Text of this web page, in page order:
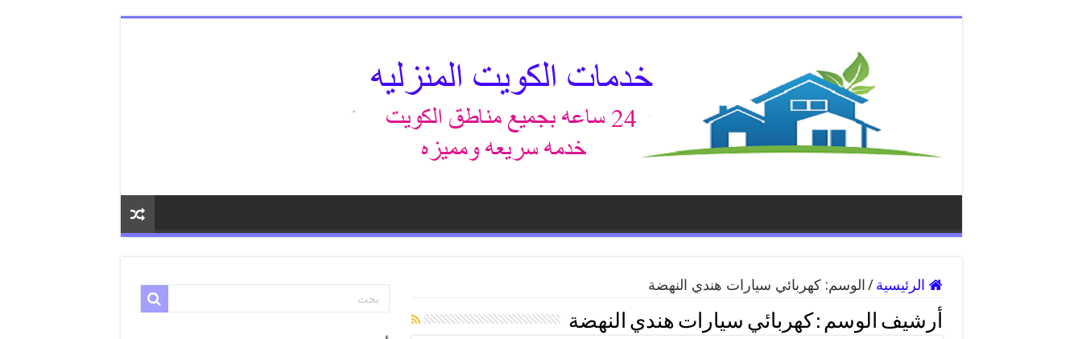
الرئيسية / الوسم:كهربائي سيارات هندي النهضة
أرشيف الوسم : كهربائي سيارات هندي النهضة